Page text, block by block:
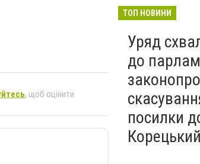
, щоб оцінити
ТОП НОВИНИ
Уряд
до
посилки
Корецький